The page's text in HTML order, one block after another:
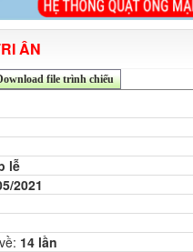
ÂN
file trình chiếu
lễ
2021
14 lần